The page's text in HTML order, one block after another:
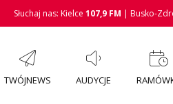
Słuchaj nas: Kielce 107,9 FM | Busko-
TWÓJNEWS AUDYCJE